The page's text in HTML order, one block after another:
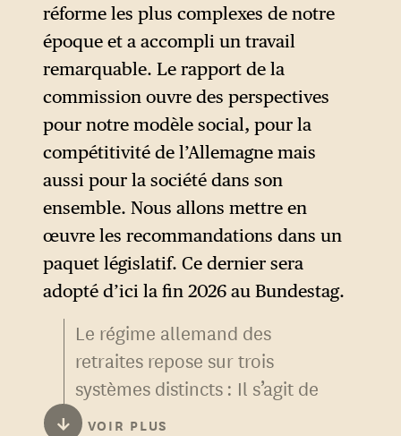
réforme les plus complexes de notre
époque et a accompli un travail
remarquable. Le rapport de la
commission ouvre des perspectives
pour notre modèle social, pour la
compétitivité de l’Allemagne mais
aussi pour la société dans son
ensemble. Nous allons mettre en
œuvre les recommandations dans un
paquet législatif. Ce dernier sera
adopté d’ici la fin 2026 au Bundestag.
Le régime allemand des
retraites repose sur trois
systèmes distincts : Il s’agit de
la retraite de base ou
↓ VOIR PLUS